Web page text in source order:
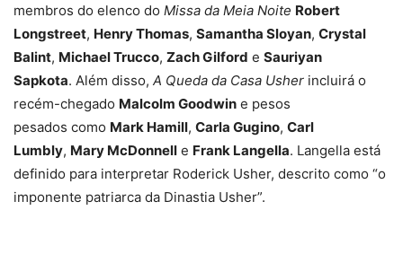
membros do elenco do Missa da Meia Noite Robert
Longstreet, Henry Thomas, Samantha Sloyan, Crystal
Balint, Michael Trucco, Zach Gilford e Sauriyan
Sapkota. Além disso, A Queda da Casa Usher incluirá o
recém-chegado Malcolm Goodwin e pesos
pesados como Mark Hamill, Carla Gugino, Carl
Lumbly, Mary McDonnell e Frank Langella. Langella está
definido para interpretar Roderick Usher, descrito como “o
imponente patriarca da Dinastia Usher”.